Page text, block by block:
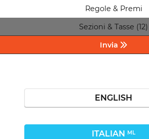
Regole & Premi
Sezioni & Tasse (12)
Invia
ENGLISH
ITALIAN ML